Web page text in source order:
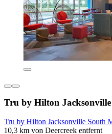
Tru by Hilton
Tru by Hilton Jacksonville South
10,3 km von Deercreek entfernt